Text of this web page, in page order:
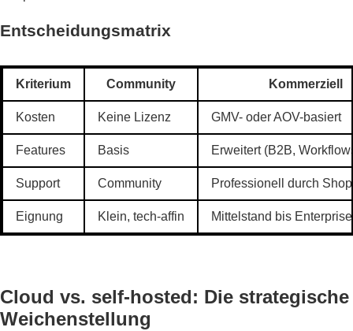
Entscheidungsmatrix
Kriterium Community Kommerziell
Kosten Keine Lizenz GMV- oder AOV-basiert
Features Basis Erweitert (B2B,
Support Community Professionell durch
Eignung Klein, tech-affin Mittelstand bis Enterprise
Cloud vs. self-hosted: Die strategische
Weichenstellung